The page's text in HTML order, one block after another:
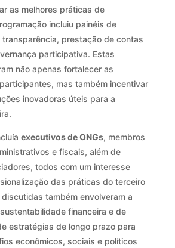
as melhores práticas de
incluiu painéis de
prestação de contas
participativa. Estas
não apenas fortalecer as
mas também incentivar
inovadoras úteis para a
executivos de ONGs, membros
e fiscais, além de
todos com um interesse
das práticas do terceiro
também envolveram a
financeira e de
estratégias de longo prazo para
econômicos, sociais e políticos